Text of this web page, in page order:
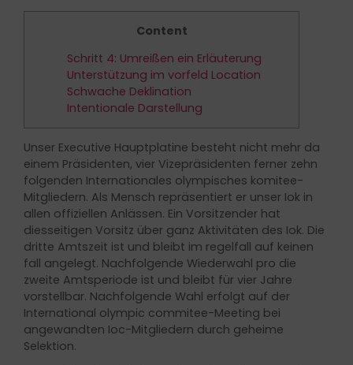
Content
Schritt 4: Umreißen ein Erläuterung
Unterstützung im vorfeld Location
Schwache Deklination
Intentionale Darstellung
Unser Executive Hauptplatine besteht nicht mehr da
einem Präsidenten, vier Vizepräsidenten ferner zehn
folgenden Internationales olympisches komitee-
Mitgliedern. Als Mensch repräsentiert er unser Iok in
allen offiziellen Anlässen. Ein Vorsitzender hat
diesseitigen Vorsitz über ganz Aktivitäten des Iok. Die
dritte Amtszeit ist und bleibt im regelfall auf keinen
fall angelegt. Nachfolgende Wiederwahl pro die
zweite Amtsperiode ist und bleibt für vier Jahre
vorstellbar. Nachfolgende Wahl erfolgt auf der
International olympic commitee-Meeting bei
angewandten Ioc-Mitgliedern durch geheime
Selektion.